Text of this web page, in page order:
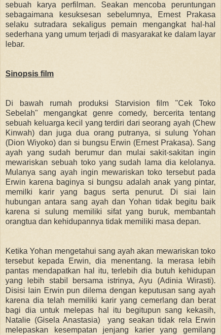
sebuah karya perfilman. Seakan mencoba peruntungan
sebagaimana kesuksesan sebelumnya, Ernest Prakasa
selaku sutradara sekaligus pemain mengangkat hal-hal
sederhana yang umum terjadi di masyarakat ke dalam layar
lebar.
Sinopsis film
Di bawah rumah produksi Starvision film "Cek Toko
Sebelah" mengangkat genre comedy, bercerita tentang
sebuah keluarga kecil yang terdiri dari seorang ayah (Chew
Kinwah) dan juga dua orang putranya, si sulung Yohan
(Dion Wiyoko) dan si bungsu Erwin (Ernest Prakasa). Sang
ayah yang sudah berumur dan mulai sakit-sakitan ingin
mewariskan sebuah toko yang sudah lama dia kelolanya.
Mulanya sang ayah ingin mewariskan toko tersebut pada
Erwin karena baginya si bungsu adalah anak yang pintar,
memilki karir yang bagus serta penurut. Di siai lain
hubungan antara sang ayah dan Yohan tidak begitu baik
karena si sulung memiliki sifat yang buruk, membantah
orangtua dan kehidupannya tidak memiliki masa depan.
Ketika Yohan mengetahui sang ayah akan mewariskan toko
tersebut kepada Erwin, dia menentang. Ia merasa lebih
pantas mendapatkan hal itu, terlebih dia butuh kehidupan
yang lebih stabil bersama istrinya, Ayu (Adinia Wirasti).
Disisi lain Erwin pun dilema dengan keputusan sang ayah
karena dia telah memiliki karir yang cemerlang dan berat
bagi dia untuk melepas hal itu begitupun sang kekasih,
Natalie (Gisela Anastasia) yang seakan tidak rela Erwin
melepaskan kesempatan jenjang karier yang gemilang